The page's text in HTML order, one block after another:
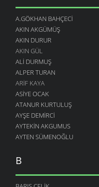
A.GÖKHAN BAHÇECI
AKIN AKGÜMÜŞ
AKIN DURUR
AKIN GÜL
ALI DURMUŞ
ALPER TURAN
ARIF KAYA
ASIYE OCAK
ATANUR KURTULUŞ
AYŞE DEMIRCI
AYTEKIN AKGUMUS
AYTEN SÜMENOĞLU
B